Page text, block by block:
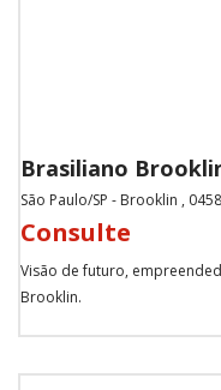
Brasiliano
São Paulo/SP - Brooklin ,
Consulte
Visão de futuro,
Brooklin.